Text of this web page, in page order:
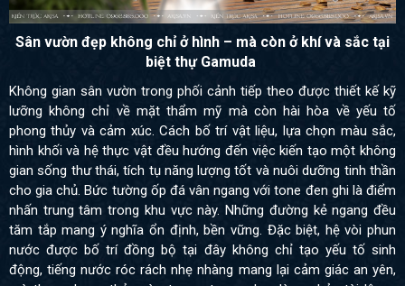
Sân vườn đẹp không chỉ ở hình – mà còn ở khí và sắc tại
biệt thự Gamuda
Không gian sân vườn trong phối cảnh tiếp theo được thiết kế kỹ
lưỡng không chỉ về mặt thẩm mỹ mà còn hài hòa về yếu tố
phong thủy và cảm xúc. Cách bố trí vật liệu, lựa chọn màu sắc,
hình khối và hệ thực vật đều hướng đến việc kiến tạo một không
gian sống thư thái, tích tụ năng lượng tốt và nuôi dưỡng tinh thần
cho gia chủ. Bức tường ốp đá vân ngang với tone đen ghi là điểm
nhấn trung tâm trong khu vực này. Những đường kẻ ngang đều
tăm tắp mang ý nghĩa ổn định, bền vững. Đặc biệt, hệ vòi phun
nước được bố trí đồng bộ tại đây không chỉ tạo yếu tố sinh
động, tiếng nước róc rách nhẹ nhàng mang lại cảm giác an yên,